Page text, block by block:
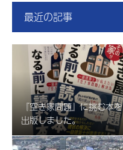
最近の記事
『空き家問題』に挑む本を
出版しました。